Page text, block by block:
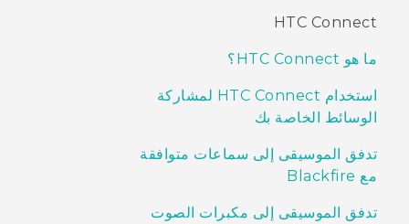
HTC Connect
ما هو HTC Connect؟
استخدام HTC Connect لمشاركة
الوسائط الخاصة بك
تدفق الموسيقى إلى سماعات متوافقة
مع Blackfire
تدفق الموسيقى إلى مكبرات الصوت